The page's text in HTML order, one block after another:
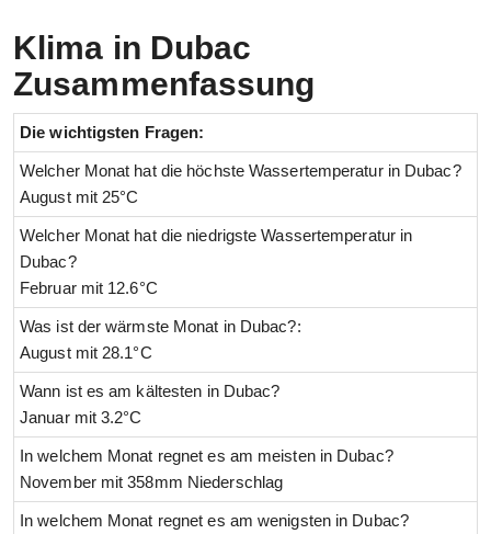
Klima in Dubac
Zusammenfassung
Die wichtigsten Fragen:
Welcher Monat hat die höchste Wassertemperatur in Dubac?
August mit 25°C
Welcher Monat hat die niedrigste Wassertemperatur in
Dubac?
Februar mit 12.6°C
Was ist der wärmste Monat in Dubac?:
August mit 28.1°C
Wann ist es am kältesten in Dubac?
Januar mit 3.2°C
In welchem Monat regnet es am meisten in Dubac?
November mit 358mm Niederschlag
In welchem Monat regnet es am wenigsten in Dubac?